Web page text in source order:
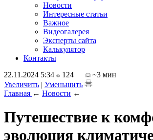
Новости
Интересные статьи
Важное
Видеогалерея
Эксперты сайта
Калькулятор
Контакты
22.11.2024 5:34
124
~3 мин
Увеличить | Уменьшить
Главная ← Новости ←
Путешествие к
эволюция